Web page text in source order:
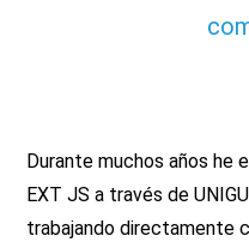
Durante muchos años he
EXT JS a través de
trabajando directamente